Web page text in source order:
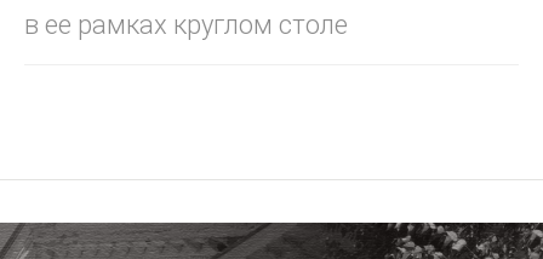
в ее рамках круглом столе